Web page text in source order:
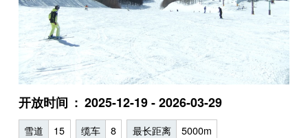
开放时间 2025-12-19 - 2026-03-29
雪道 15 缆车 8 最长距离 5000m